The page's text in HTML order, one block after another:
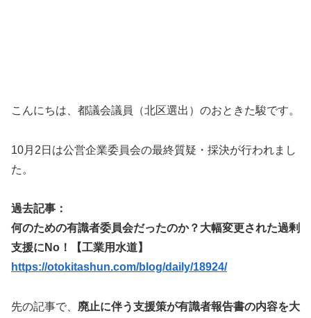
こんにちは、都議会議員（北区選出）のおときた駿です。
10月2日は公営企業委員会の最終質疑・採決が行われまし
た。
過去記事：
何のための有識者委員会だったのか？大幅変更された過剰
支援にNo！【工業用水道】
https://otokitashun.com/blog/daily/18924/
先の記事で、 廃止に伴う支援策が有識者報告書の内容を大